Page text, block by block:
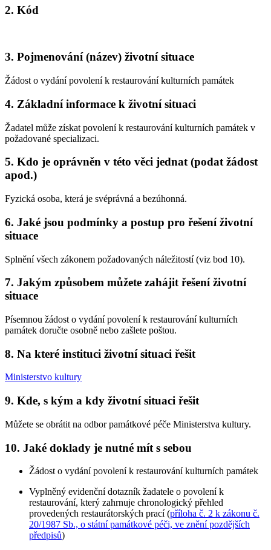
2. Kód
3. Pojmenování (název) životní situace
Žádost o vydání povolení k restaurování kulturních památek
4. Základní informace k životní situaci
Žadatel může získat povolení k restaurování kulturních památek v
požadované specializaci.
5. Kdo je oprávněn v této věci jednat (podat žádost
apod.)
Fyzická osoba, která je svéprávná a bezúhonná.
6. Jaké jsou podmínky a postup pro řešení životní
situace
Splnění všech zákonem požadovaných náležitostí (viz bod 10).
7. Jakým způsobem můžete zahájit řešení životní
situace
Písemnou žádost o vydání povolení k restaurování kulturních
památek doručte osobně nebo zašlete poštou.
8. Na které instituci životní situaci řešit
Ministerstvo kultury
9. Kde, s kým a kdy životní situaci řešit
Můžete se obrátit na odbor památkové péče Ministerstva kultury.
10. Jaké doklady je nutné mít s sebou
Žádost o vydání povolení k restaurování kulturních památek
Vyplněný evidenční dotazník žadatele o povolení k
restaurování, který zahrnuje chronologický přehled
provedených restaurátorských prací (příloha č. 2 k zákonu č.
20/1987 Sb., o státní památkové péči, ve znění pozdějších
předpisů)